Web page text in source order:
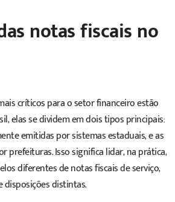
notas fiscais no
críticos para o setor financeiro estão
elas se dividem em dois tipos principais:
emitidas por sistemas estaduais, e as
prefeituras. Isso significa lidar, na prática,
diferentes de notas fiscais de serviço,
disposições distintas.